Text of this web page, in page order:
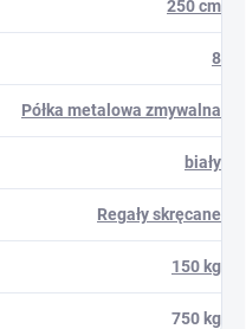
250 cm
8
Półka metalowa zmywalna
biały
Regały skręcane
150 kg
750 kg